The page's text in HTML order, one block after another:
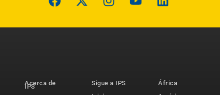
Acerca de
IPS
Sigue a IPS
África